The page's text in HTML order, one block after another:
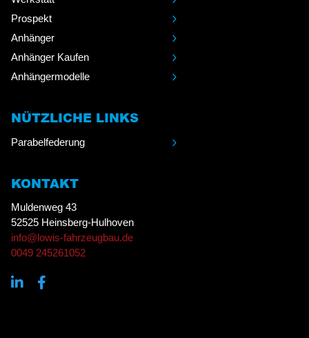
Prospekt
Anhänger
Anhänger Kaufen
Anhängermodelle
NÜTZLICHE LINKS
Parabelfederung
KONTAKT
Muldenweg 43
52525 Heinsberg-Hulhoven
info@lowis-fahrzeugbau.de
0049 245261052